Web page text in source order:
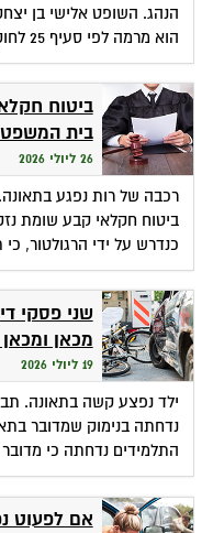
הנהג. השופט אלישי בן
הוא מרמה לפי סעיף 25 לחוק חוזה הביטוח.
ביטוח
בית
26 ליולי 2026
רכבה של רות נפגע
ביטוח חקלאי קבע שומת
כנדרש על ידי הרגולטור,
שני פסקי
מכאן ומכאן
19 ליולי 2026
ילד נפצע קשה בתאונה.
נדחתה בנימוק שמדובר
התלמידים נדחתה כי
אם לפעוט